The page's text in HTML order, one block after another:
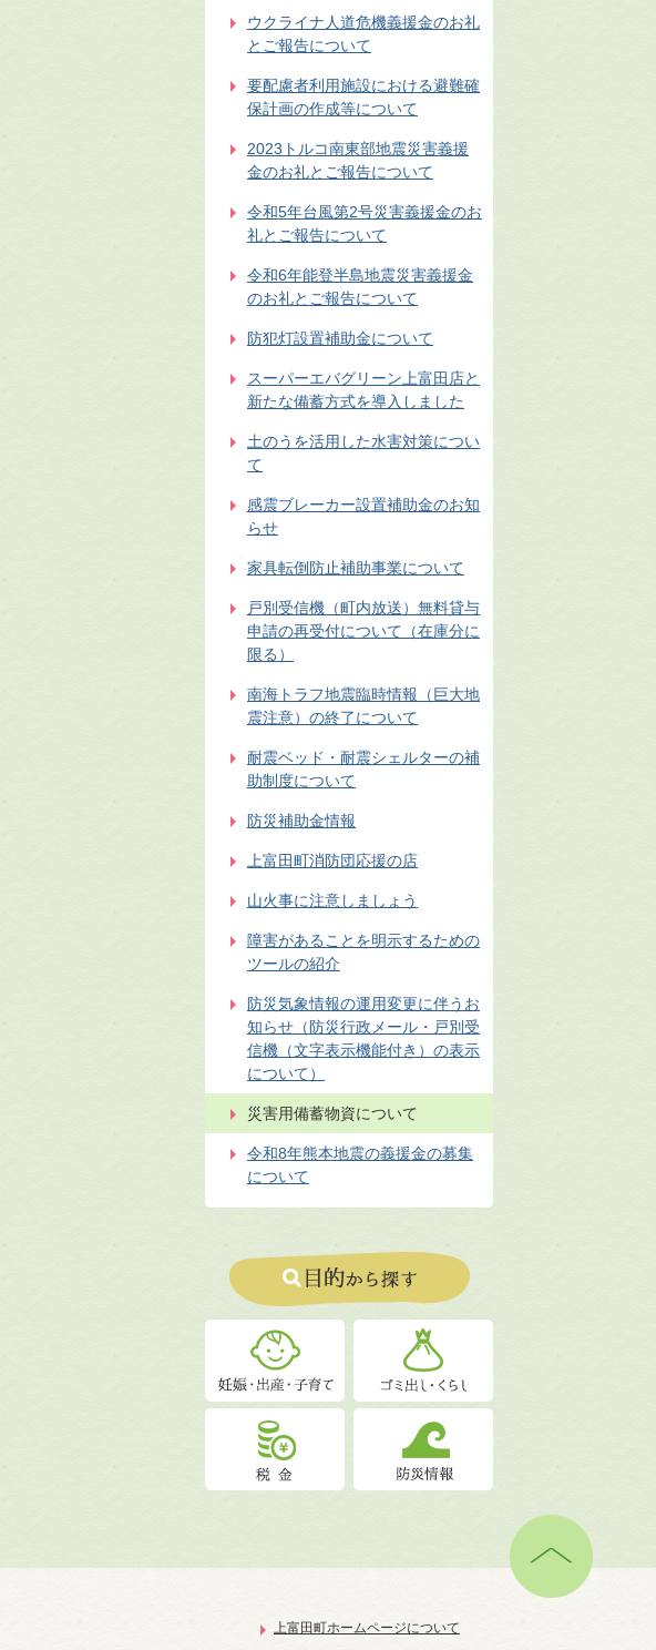
ウクライナ人道危機義援金のお礼
とご報告について
要配慮者利用施設における避難確
保計画の作成等について
2023トルコ南東部地震災害義援
金のお礼とご報告について
令和5年台風第2号災害義援金のお
礼とご報告について
令和6年能登半島地震災害義援金
のお礼とご報告について
防犯灯設置補助金について
スーパーエバグリーン上富田店と
新たな備蓄方式を導入しました
土のうを活用した水害対策につい
て
感震ブレーカー設置補助金のお知
らせ
家具転倒防止補助事業について
戸別受信機（町内放送）無料貸与
申請の再受付について（在庫分に
限る）
南海トラフ地震臨時情報（巨大地
震注意）の終了について
耐震ベッド・耐震シェルターの補
助制度について
防災補助金情報
上富田町消防団応援の店
山火事に注意しましょう
障害があることを明示するための
ツールの紹介
防災気象情報の運用変更に伴うお
知らせ（防災行政メール・戸別受
信機（文字表示機能付き）の表示
について）
災害用備蓄物資について
令和8年熊本地震の義援金の募集
について
上富田町ホームページについて